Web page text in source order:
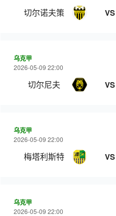
切尔诺夫策 VS
乌克甲
2026-05-09 22:00
切尔尼夫 VS
乌克甲
2026-05-09 22:00
梅塔利斯特 VS
乌克甲
2026-05-09 22:00